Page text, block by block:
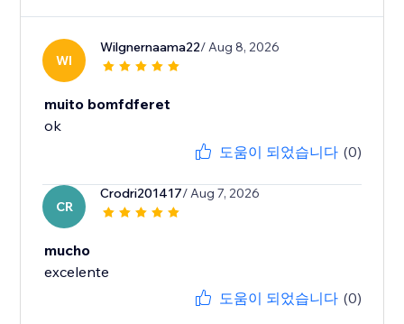
WI
Wilgnernaama22/ Aug 8, 2026
muito bomfdferet
도움이 되었습니다 (0)
CR
Crodri201417/ Aug 7, 2026
mucho
excelente
도움이 되었습니다 (0)